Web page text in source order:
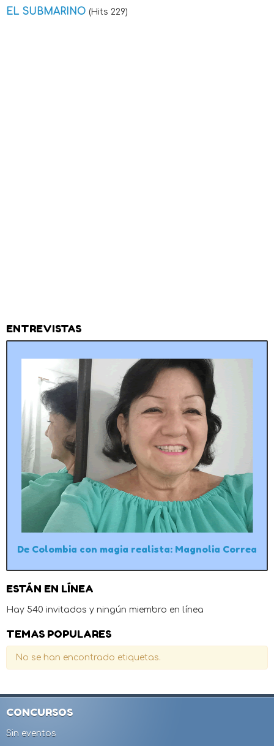
EL SUBMARINO (Hits 229)
ENTREVISTAS
De Colombia con magia realista: Magnolia Correa
ESTÁN EN LÍNEA
Hay 540 invitados y ningún miembro en línea
TEMAS POPULARES
No se han encontrado etiquetas.
CONCURSOS
Sin eventos